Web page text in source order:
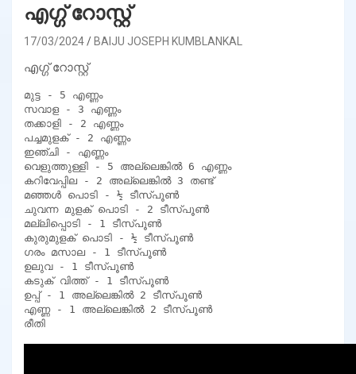
എഗ്ഗ് റോസ്റ്റ്
17/03/2024 BAIJU JOSEPH KUMBLANKAL
എഗ്ഗ് റോസ്റ്റ്
മുട്ട - 5 എണ്ണം
സവാള - 3 എണ്ണം
തക്കാളി - 2 എണ്ണം
പച്ചമുളക് - 2 എണ്ണം
ഇഞ്ചി - എണ്ണം
വെളുത്തുള്ളി - 5 അല്ലെങ്കിൽ 6 എണ്ണം
കറിവേപ്പില - 2 അല്ലെങ്കിൽ 3 തണ്ട്
മഞ്ഞൾ പൊടി - ½ ടീസ്പൂൺ
ചുവന്ന മുളക് പൊടി - 2 ടീസ്പൂൺ
മല്ലിപ്പൊടി - 1 ടീസ്പൂൺ
കുരുമുളക് പൊടി - ½ ടീസ്പൂൺ
ഗരം മസാല - 1 ടീസ്പൂൺ
ഉലുവ - 1 ടീസ്പൂൺ
കടുക് വിത്ത് - 1 ടീസ്പൂൺ
ഉപ്പ് - 1 അല്ലെങ്കിൽ 2 ടീസ്പൂൺ
എണ്ണ - 1 അല്ലെങ്കിൽ 2 ടീസ്പൂൺ
രീതി